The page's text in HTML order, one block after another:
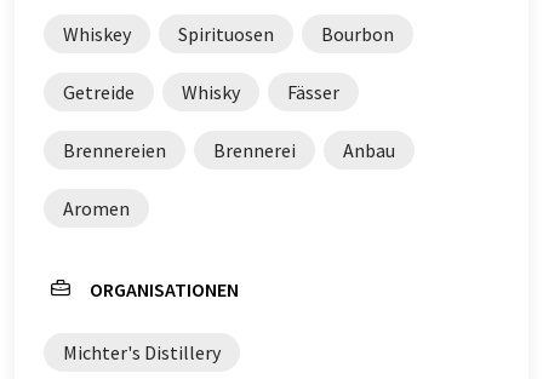
Whiskey Spirituosen Bourbon
Getreide Whisky Fässer
Brennereien Brennerei Anbau
Aromen
ORGANISATIONEN
Michter's Distillery